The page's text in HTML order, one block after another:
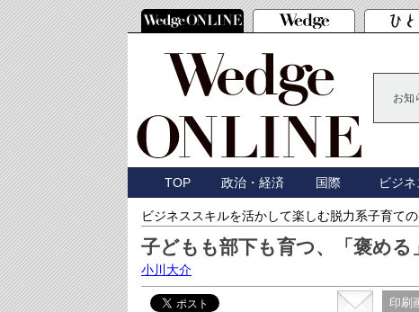
お知
TOP 政治・経済 国際 ビジネ
ビジネススキルを活かして楽しむ脱力系子育て
子どもも部下も育つ、「褒める
小川大介
印刷